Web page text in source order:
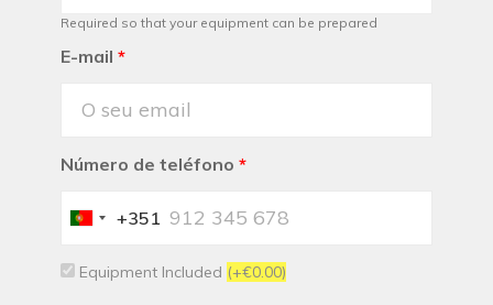
Required so that your equipment can be prepared
E-mail *
Número de teléfono *
Portugal
+351
Equipment Included (+€0.00)